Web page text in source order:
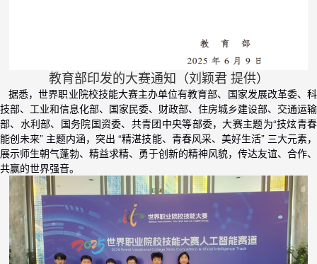
教育部印发的大赛通知（刘颖君 提供）
据悉，世界职业院校技能大赛主办单位有教育部、国家发展改革委、科
技部、工业和信息化部、国家民委、财政部、住房城乡建设部、交通运输
部、水利部、国务院国资委、共青团中央等部委，大赛主题为“技炫青春
能创未来” 主题内涵，突出 “精湛技能、青春风采、美好生活” 三大元素，
展示师生朝气蓬勃、精益求精、勇于创新的精神风貌，传达友谊、合作、
共赢的世界强音。